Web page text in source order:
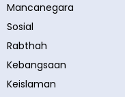
Mancanegara
Sosial
Rabthah
Kebangsaan
Keislaman